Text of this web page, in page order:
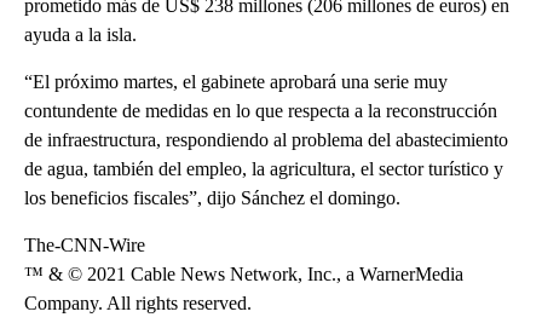
prometido más de US$ 238 millones (206 millones de euros) en
ayuda a la isla.
“El próximo martes, el gabinete aprobará una serie muy
contundente de medidas en lo que respecta a la reconstrucción
de infraestructura, respondiendo al problema del abastecimiento
de agua, también del empleo, la agricultura, el sector turístico y
los beneficios fiscales”, dijo Sánchez el domingo.
The-CNN-Wire
™ & © 2021 Cable News Network, Inc., a WarnerMedia
Company. All rights reserved.